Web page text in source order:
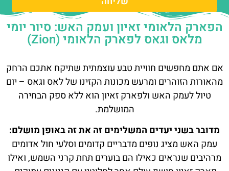
הפארק הלאומי זאיון ועמק האש: סיור יומי
מלאס וגאס לפארק הלאומי (Zion)
אם אתם מחפשים חוויית טבע עוצמתית שתיקח אתכם הרחק
מהאורות הזוהרים ומרעש מכונות הקזינו של לאס וגאס – יום
טיול לעמק האש ולפארק זאיון הוא ללא ספק הבחירה
המושלמת.
מדובר בשני יעדים המשלימים זה את זה באופן מושלם:
עמק האש מציג נופים מדבריים קדומים וסלעי חול אדומים
מרהיבים שנראים כאילו הם בוערים תחת קרני השמש, ואילו